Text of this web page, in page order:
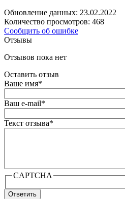
Обновление данных: 23.02.2022
Количество просмотров: 468
Сообщить об ошибке
Отзывы
Отзывов пока нет
Оставить отзыв
Ваше имя*
Ваш e-mail*
Текст отзыва*
CAPTCHA
Ответить